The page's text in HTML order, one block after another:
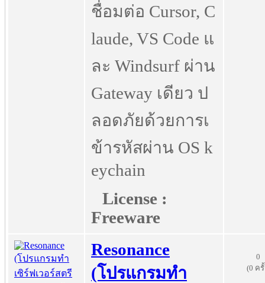
ชื่อมต่อ Cursor, C
laude, VS Code แ
ละ Windsurf ผ่าน
Gateway เดียว ป
ลอดภัยด้วยการเ
ข้ารหัสผ่าน OS k
eychain
License :
Freeware
Resonance
(โปรแกรมทำ
0
(0 ค